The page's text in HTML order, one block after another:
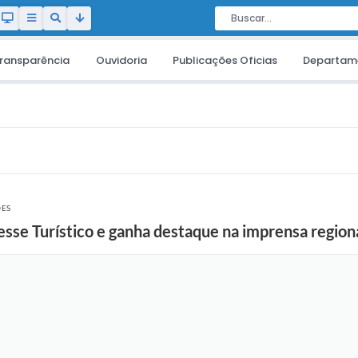
Ouvidoria Publicações Oficias
Turístico e ganha destaque na imprensa